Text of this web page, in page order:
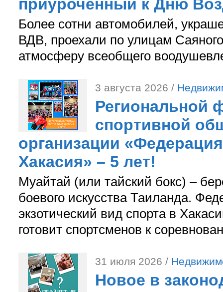
приуроченный к Дню
Более сотни автомобилей,
ВДВ, проехали по улицам
атмосферу всеобщего
3 августа 2026 /
Региональной
спортивной
организации
Хакасия» – 5 лет!
Муайтай (или тайский бокс) –
боевого искусства Таиланда.
экзотический вид спорта в
готовит спортсменов к
31 июля 2026 /
Новое в